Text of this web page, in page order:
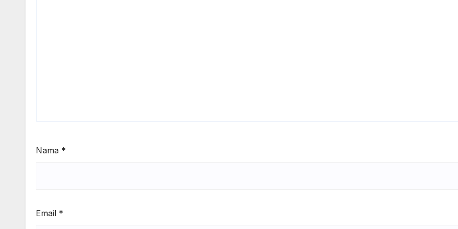
Nama *
Email *